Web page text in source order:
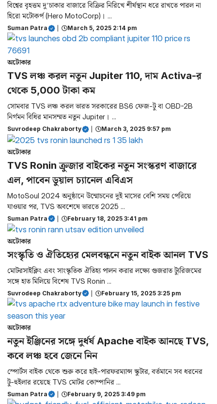
বিশ্বের বৃহত্তম দু’চাকার বাজারে বিক্রির নিরিখে শীর্ষস্থান ধরে রাখতে পারল না
হিরো মটোকর্প (Hero MotoCorp)। ...
Suman Patra March 5, 2025 2:14 pm
অটোকার
TVS লঞ্চ করল নতুন Jupiter 110, দাম Activa-র
থেকে 5,000 টাকা কম
সোমবার TVS লঞ্চ করল ভারত সরকারের BS6 ফেজ-টু বা OBD-2B
নির্গমন বিধির মানসম্মত নতুন Jupiter। ...
Suvrodeep Chakraborty March 3, 2025 9:57 pm
অটোকার
TVS Ronin ক্রুজার বাইকের নতুন সংস্করণ বাজারে
এল, পাবেন ডুয়াল চ্যানেল এবিএস
MotoSoul 2024 অনুষ্ঠানে উন্মোচনের দুই মাসের বেশি সময় পেরিয়ে
যাওয়ার পর, TVS অবশেষে ভারতে 2025 ...
Suman Patra | February 18, 2025 3:41 pm
অটোকার
সংস্কৃতি ও ঐতিহ্যের মেলবন্ধনে নতুন বাইক আনল TVS
মোটরসাইক্লিং এবং সাংস্কৃতিক ঐতিহ্য পালন করার লক্ষ্যে গুজরাত ট্যুরিজমের
সঙ্গে হাত মিলিয়ে বিশেষ TVS Ronin ...
Suvrodeep Chakraborty | February 15, 2025 3:25 pm
অটোকার
নতুন ইঞ্জিনের সঙ্গে দুর্ধর্ষ Apache বাইক আনছে TVS,
কবে লঞ্চ হবে জেনে নিন
স্পোর্টস বাইক থেকে শুরু করে হাই-পারফরম্যান্স স্কুটার, বর্তমানে সব ধরনের
টু-হুইলার রয়েছে TVS মোটর কোম্পানির ...
Suman Patra | February 9, 2025 3:49 pm